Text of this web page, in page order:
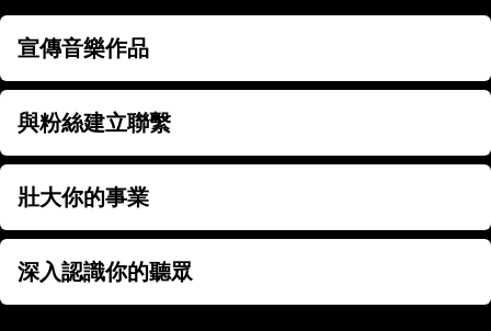
宣傳音樂作品
宣傳音樂作品
與粉絲建立聯繫
與粉絲建立聯繫
壯大你的事業
壯大你的事業
深入認識你的聽眾
深入認識你的聽眾